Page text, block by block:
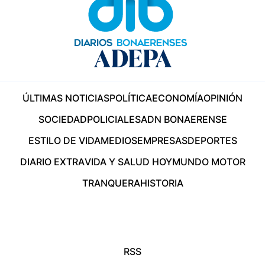
ÚLTIMAS NOTICIASPOLÍTICAECONOMÍAOPINIÓN
SOCIEDADPOLICIALESADN BONAERENSE
ESTILO DE VIDAMEDIOSEMPRESASDEPORTES
DIARIO EXTRAVIDA Y SALUD HOYMUNDO MOTOR
TRANQUERAHISTORIA
RSS